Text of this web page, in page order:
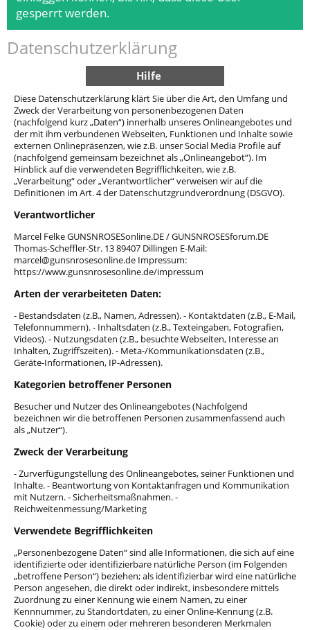
gesperrt werden.
Datenschutzerklärung
Hilfe
Diese Datenschutzerklärung klärt Sie über die Art, den Umfang und
Zweck der Verarbeitung von personenbezogenen Daten
(nachfolgend kurz „Daten“) innerhalb unseres Onlineangebotes und
der mit ihm verbundenen Webseiten, Funktionen und Inhalte sowie
externen Onlinepräsenzen, wie z.B. unser Social Media Profile auf
(nachfolgend gemeinsam bezeichnet als „Onlineangebot“). Im
Hinblick auf die verwendeten Begrifflichkeiten, wie z.B.
„Verarbeitung“ oder „Verantwortlicher“ verweisen wir auf die
Definitionen im Art. 4 der Datenschutzgrundverordnung (DSGVO).
Verantwortlicher
Marcel Felke GUNSNROSESonline.DE / GUNSNROSESforum.DE
Thomas-Scheffler-Str. 13 89407 Dillingen E-Mail:
marcel@gunsnrosesonline.de Impressum:
https://www.gunsnrosesonline.de/impressum
Arten der verarbeiteten Daten:
- Bestandsdaten (z.B., Namen, Adressen). - Kontaktdaten (z.B., E-Mail,
Telefonnummern). - Inhaltsdaten (z.B., Texteingaben, Fotografien,
Videos). - Nutzungsdaten (z.B., besuchte Webseiten, Interesse an
Inhalten, Zugriffszeiten). - Meta-/Kommunikationsdaten (z.B.,
Geräte-Informationen, IP-Adressen).
Kategorien betroffener Personen
Besucher und Nutzer des Onlineangebotes (Nachfolgend
bezeichnen wir die betroffenen Personen zusammenfassend auch
als „Nutzer“).
Zweck der Verarbeitung
- Zurverfügungstellung des Onlineangebotes, seiner Funktionen und
Inhalte. - Beantwortung von Kontaktanfragen und Kommunikation
mit Nutzern. - Sicherheitsmaßnahmen. -
Reichweitenmessung/Marketing
Verwendete Begrifflichkeiten
„Personenbezogene Daten“ sind alle Informationen, die sich auf eine
identifizierte oder identifizierbare natürliche Person (im Folgenden
„betroffene Person“) beziehen; als identifizierbar wird eine natürliche
Person angesehen, die direkt oder indirekt, insbesondere mittels
Zuordnung zu einer Kennung wie einem Namen, zu einer
Kennnummer, zu Standortdaten, zu einer Online-Kennung (z.B.
Cookie) oder zu einem oder mehreren besonderen Merkmalen